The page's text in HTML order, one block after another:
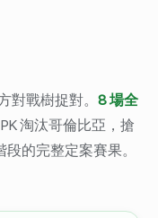
對戰樹捉對。 8 場全
PK 淘汰哥倫比亞，搶
的完整定案賽果。